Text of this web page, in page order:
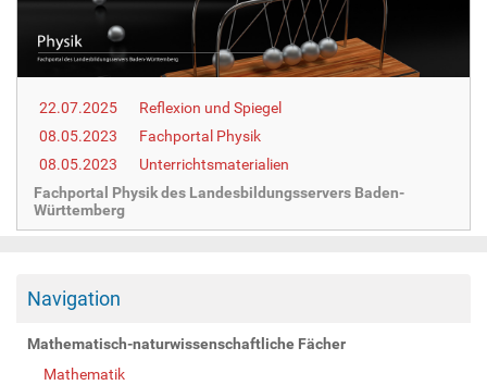
e
r
e
22.07.2025
Reflexion und Spiegel
08.05.2023
Fachportal Physik
08.05.2023
Unterrichtsmaterialien
Fachportal Physik des Landesbildungsservers Baden-
Württemberg
Navigation
Mathematisch-naturwissenschaftliche Fächer
Mathematik